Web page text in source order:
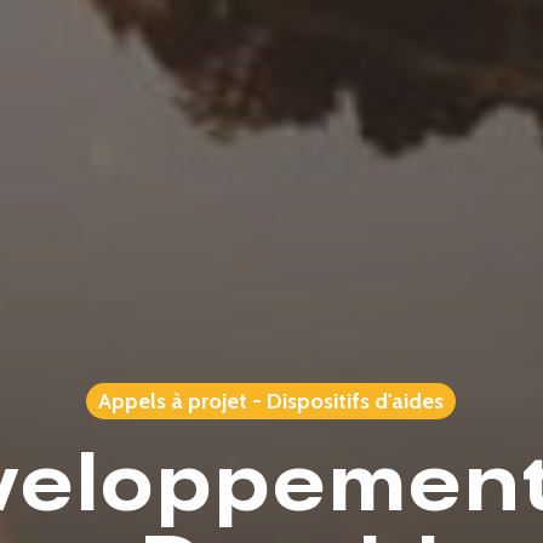
Appels à projet - Dispositifs d'aides